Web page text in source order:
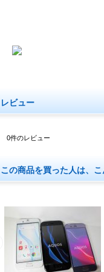
レビュー
0件のレビュー
この商品を買った人は、